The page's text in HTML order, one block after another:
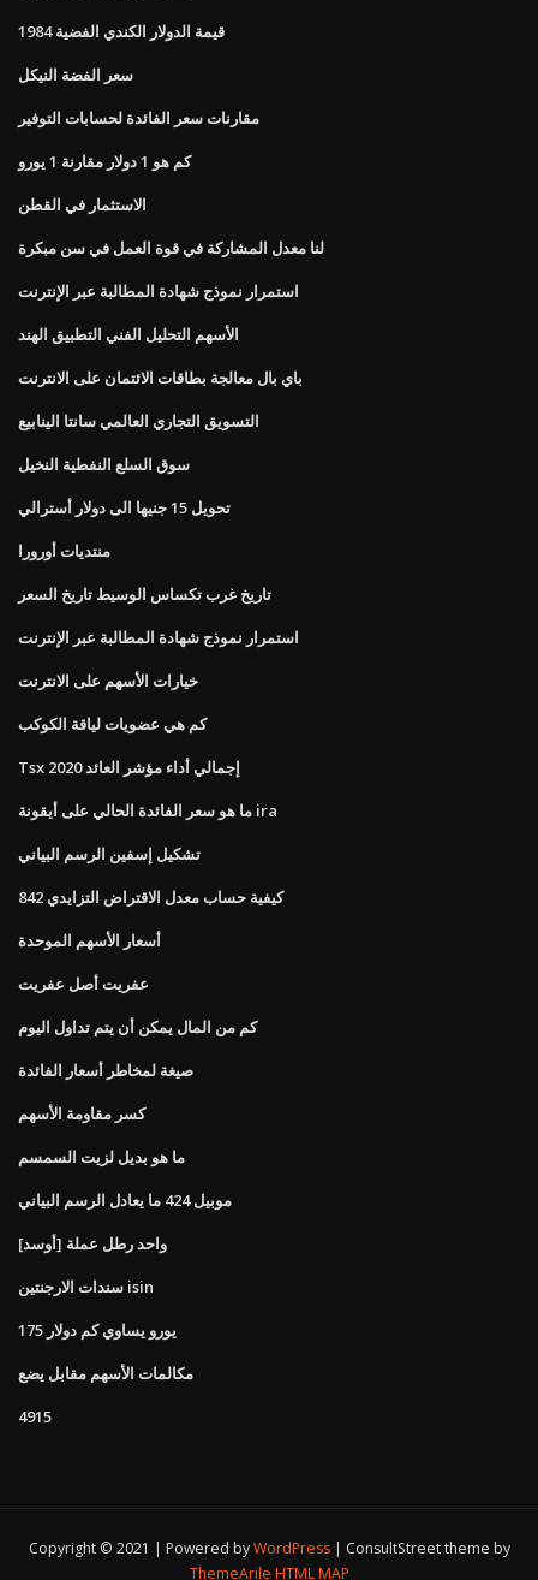
قيمة الدولار الكندي الفضية 1984
سعر الفضة النيكل
مقارنات سعر الفائدة لحسابات التوفير
كم هو 1 دولار مقارنة 1 يورو
الاستثمار في القطن
لنا معدل المشاركة في قوة العمل في سن مبكرة
استمرار نموذج شهادة المطالبة عبر الإنترنت
الأسهم التحليل الفني التطبيق الهند
باي بال معالجة بطاقات الائتمان على الانترنت
التسويق التجاري العالمي سانتا الينابيع
سوق السلع النفطية النخيل
تحويل 15 جنيها الى دولار أسترالي
منتديات أورورا
تاريخ غرب تكساس الوسيط تاريخ السعر
استمرار نموذج شهادة المطالبة عبر الإنترنت
خيارات الأسهم على الانترنت
كم هي عضويات لياقة الكوكب
Tsx إجمالي أداء مؤشر العائد 2020
ما هو سعر الفائدة الحالي على أيقونة ira
تشكيل إسفين الرسم البياني
كيفية حساب معدل الاقتراض التزايدي 842
أسعار الأسهم الموحدة
عفريت أصل عفريت
كم من المال يمكن أن يتم تداول اليوم
صيغة لمخاطر أسعار الفائدة
كسر مقاومة الأسهم
ما هو بديل لزيت السمسم
موبيل 424 ما يعادل الرسم البياني
واحد رطل عملة [أوسد]
سندات الارجنتين isin
175 يورو يساوي كم دولار
مكالمات الأسهم مقابل يضع
4915
Copyright © 2021 | Powered byWordPress
ConsultStreet theme by
ThemeArile HTML MAP